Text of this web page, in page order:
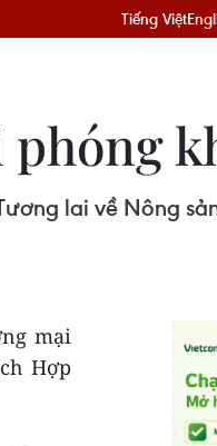
Tiếng Việt
phóng
lai về Nông
mại
Hợp